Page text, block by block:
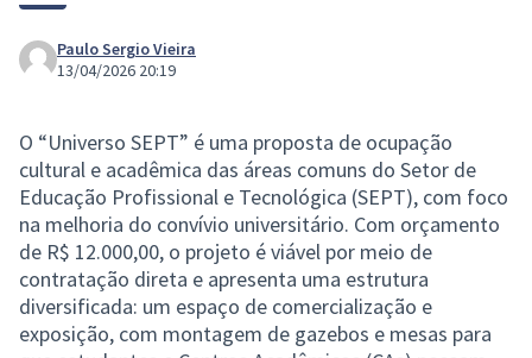
Paulo Sergio Vieira
13/04/2026 20:19
O “Universo SEPT” é uma proposta de ocupação
cultural e acadêmica das áreas comuns do Setor de
Educação Profissional e Tecnológica (SEPT), com foco
na melhoria do convívio universitário. Com orçamento
de R$ 12.000,00, o projeto é viável por meio de
contratação direta e apresenta uma estrutura
diversificada: um espaço de comercialização e
exposição, com montagem de gazebos e mesas para